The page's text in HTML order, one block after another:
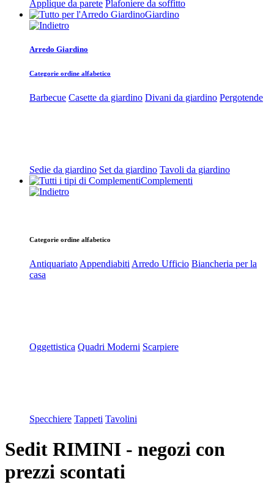
Applique da parete Plafoniere da soffitto
Giardino
Arredo Giardino
Categorie ordine alfabetico
Barbecue Casette da giardino Divani da giardino Pergotende
Sedie da giardino Set da giardino Tavoli da giardino
Complementi
Categorie ordine alfabetico
Antiquariato Appendiabiti Arredo Ufficio Biancheria per la
casa
Oggettistica Quadri Moderni Scarpiere
Specchiere Tappeti Tavolini
Sedit RIMINI - negozi con
prezzi scontati